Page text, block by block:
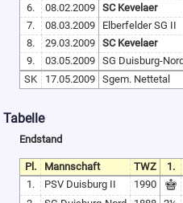
6.
08.02.2009 SC Kevelaer
7.
08.03.2009
Elberfelder SG II
8.
29.03.2009 SC Kevelaer
9.
03.05.2009 SG Duisburg-
SK
17.05.2009 Sgem. Nettetal
Tabelle
Endstand
Pl. Mannschaft TWZ
1.
1.
PSV Duisburg II
1990